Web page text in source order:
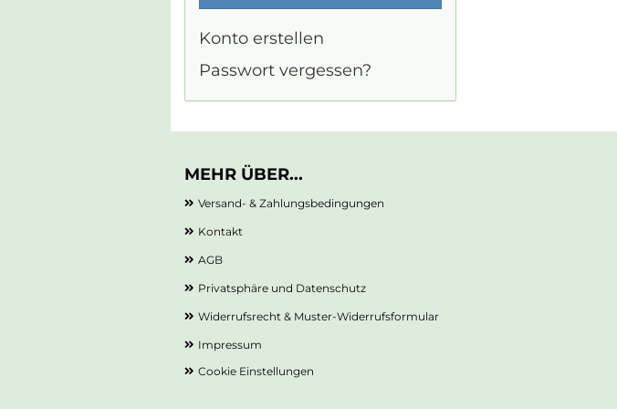
Konto erstellen
Passwort vergessen?
MEHR ÜBER...
Versand- & Zahlungsbedingungen
Kontakt
AGB
Privatsphäre und Datenschutz
Widerrufsrecht & Muster-Widerrufsformular
Impressum
Cookie Einstellungen